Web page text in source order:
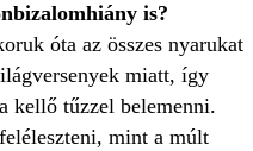
is?
óta az összes nyarukat
miatt, így
kellő tűzzel belemenni.
mint a múlt